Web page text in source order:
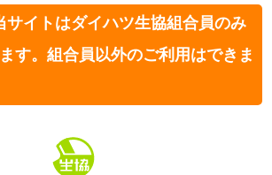
サイトはダイハツ生協組合員のみ
す。組合員以外のご利用はできま